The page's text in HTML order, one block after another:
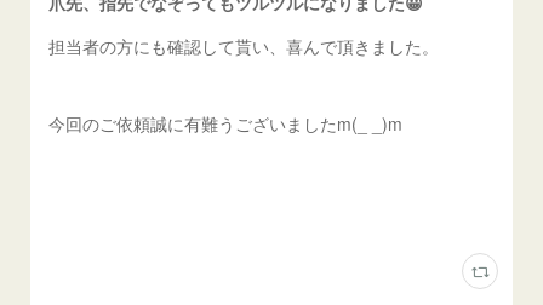
担当者の方にも確認して貰い、喜んで頂きました。
今回のご依頼誠に有難うございましたm(_ _)m